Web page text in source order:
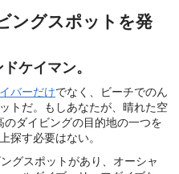
ングスポットを発
ケイマン。
バーだけでなく、ビーチでのん
トだ。もしあなたが、晴れた空
ダイビングの目的地の一つを
探す必要はない。
グスポットがあり、オーシャ